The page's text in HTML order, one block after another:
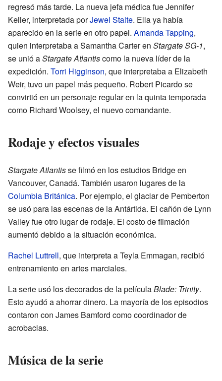
regresó más tarde. La nueva jefa médica fue Jennifer
Keller, interpretada porJewel Staite. Ella ya había
aparecido en la serie en otro papel. Amanda Tapping,
quien interpretaba a Samantha Carter en Stargate SG-1,
se unió aStargate Atlantiscomo la nueva líder de la
expedición. Torri Higginson, que interpretaba a Elizabeth
Weir, tuvo un papel más pequeño. Robert Picardo se
convirtió en un personaje regular en la quinta temporada
como Richard Woolsey, el nuevo comandante.
Rodaje y efectos visuales
Stargate Atlantisse filmó en los estudios Bridge en
Vancouver, Canadá. También usaron lugares de la
Columbia Británica. Por ejemplo, el glaciar de Pemberton
se usó para las escenas de la Antártida. El cañón de Lynn
Valley fue otro lugar de rodaje. El costo de filmación
aumentó debido a la situación económica.
Rachel Luttrell, que interpreta a Teyla Emmagan, recibió
entrenamiento en artes marciales.
La serie usó los decorados de la películaBlade: Trinity.
Esto ayudó a ahorrar dinero. La mayoría de los episodios
contaron con James Bamford como coordinador de
acrobacias.
Música de la serie